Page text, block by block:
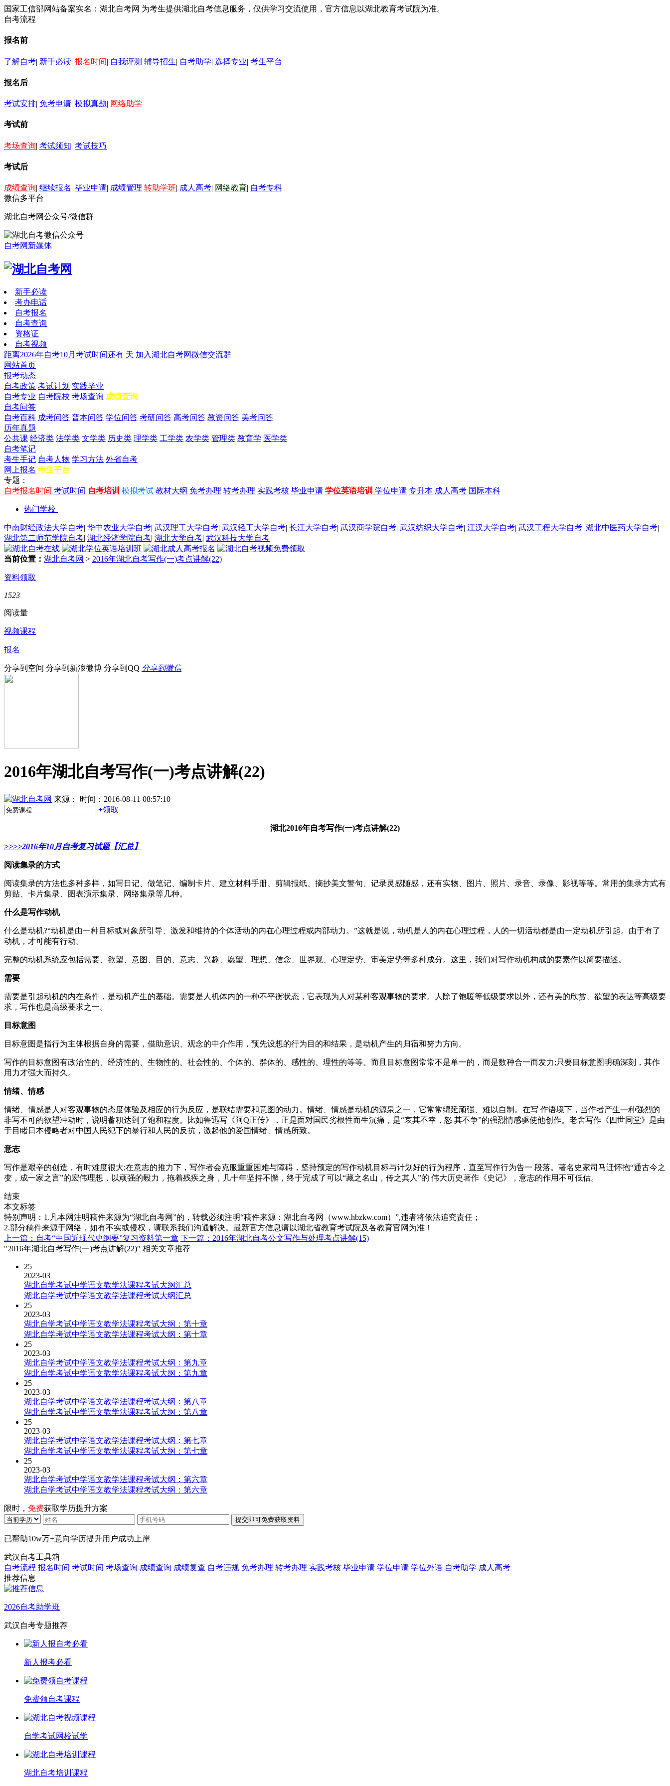
国家工信部网站备案实名：湖北自考网 为考生提供湖北自考信息服务，仅供学习交流使用，官方信息以湖北教育考试院为准。
自考流程
报名前
了解自考| 新手必读| 报名时间| 自我评测 辅导招生| 自考助学| 选择专业| 考生平台
报名后
考试安排| 免考申请| 模拟真题| 网络助学
考试前
考场查询| 考试须知| 考试技巧
考试后
成绩查询| 继续报名| 毕业申请| 成绩管理 转助学班| 成人高考| 网络教育| 自考专科
微信多平台
湖北自考网公众号/微信群
自考网新媒体
新手必读
考办电话
自考报名
自考查询
资格证
自考视频
距离2026年自考10月考试时间还有 天 加入湖北自考网微信交流群
网站首页
报考动态
自考政策 考试计划 实践毕业
自考专业 自考院校 考场查询 成绩查询
自考问答
自考百科 成考问答 普本问答 学位问答 考研问答 高考问答 教资问答 美考问答
历年真题
公共课 经济类 法学类 文学类 历史类 理学类 工学类 农学类 管理类 教育学 医学类
自考笔记
考生手记 自考人物 学习方法 外省自考
网上报名 考生平台
专题：
自考报名时间 考试时间 自考培训 模拟考试 教材大纲 免考办理 转考办理 实践考核 毕业申请 学位英语培训 学位申请 专升本 成人高考 国际本科
热门学校
中南财经政法大学自考| 华中农业大学自考| 武汉理工大学自考| 武汉轻工大学自考| 长江大学自考| 武汉商学院自考| 武汉纺织大学自考| 江汉大学自考| 武汉工程大学自考| 湖北中医药大学自考|
湖北第二师范学院自考| 湖北经济学院自考| 湖北大学自考| 武汉科技大学自考
当前位置： 湖北自考网 > 2016年湖北自考写作(一)考点讲解(22)
资料领取
1523
阅读量
视频课程
报名
分享到空间 分享到新浪微博 分享到QQ 分享到微信
2016年湖北自考写作(一)考点讲解(22)
湖北自考网 来源：
时间：2016-08-11 08:57:10
+领取
湖北2016年自考写作(一)考点讲解(22)
>>>>2016年10月自考复习试题【汇总】
阅读集录的方式
阅读集录的方法也多种多样，如写日记、做笔记、编制卡片、建立材料手册、剪辑报纸、摘抄美文警句、记录灵感随感，还有实物、图片、照片、录音、录像、影视等等。常用的集录方式有
剪贴、卡片集录、图表演示集录、网络集录等几种。
什么是写作动机
什么是动机?“动机是由一种目标或对象所引导、激发和维持的个体活动的内在心理过程或内部动力。”这就是说，动机是人的内在心理过程，人的一切活动都是由一定动机所引起。由于有了
动机，才可能有行动。
完整的动机系统应包括需要、欲望、意图、目的、意志、兴趣、愿望、理想、信念、世界观、心理定势、审美定势等多种成分。这里，我们对写作动机构成的要素作以简要描述。
需要
需要是引起动机的内在条件，是动机产生的基础。需要是人机体内的一种不平衡状态，它表现为人对某种客观事物的要求。人除了饱暖等低级要求以外，还有美的欣赏、欲望的表达等高级要
求，写作也是高级要求之一。
目标意图
目标意图是指行为主体根据自身的需要，借助意识、观念的中介作用，预先设想的行为目的和结果，是动机产生的归宿和努力方向。
写作的目标意图有政治性的、经济性的、生物性的、社会性的、个体的、群体的、感性的、理性的等等。而且目标意图常常不是单一的，而是数种合一而发力;只要目标意图明确深刻，其作
用力才强大而持久。
情绪、情感
情绪、情感是人对客观事物的态度体验及相应的行为反应，是联结需要和意图的动力。情绪、情感是动机的源泉之一，它常常绵延顽强、难以自制。在写 作语境下，当作者产生一种强烈的
非写不可的欲望冲动时，说明蓄积达到了饱和程度。比如鲁迅写《阿Q正传》，正是面对国民劣根性而生沉痛，是“哀其不幸，怒 其不争”的强烈情感驱使他创作。老舍写作《四世同堂》是由
于目睹日本侵略者对中国人民犯下的暴行和人民的反抗，激起他的爱国情绪、情感所致。
意志
写作是艰辛的创造，有时难度很大;在意志的推力下，写作者会克服重重困难与障碍，坚持预定的写作动机目标与计划好的行为程序，直至写作行为告一 段落。著名史家司马迁怀抱“通古今之
变，成一家之言”的宏伟理想，以顽强的毅力，拖着残疾之身，几十年坚持不懈，终于完成了可以“藏之名山，传之其人”的 伟大历史著作《史记》，意志的作用不可低估。
结束
本文标签
特别声明：1.凡本网注明稿件来源为“湖北自考网”的，转载必须注明“稿件来源：湖北自考网（www.hbzkw.com）”,违者将依法追究责任；
2.部分稿件来源于网络，如有不实或侵权，请联系我们沟通解决。最新官方信息请以湖北省教育考试院及各教育官网为准！
上一篇：自考“中国近现代史纲要”复习资料第一章 下一篇：2016年湖北自考公文写作与处理考点讲解(15)
"2016年湖北自考写作(一)考点讲解(22)" 相关文章推荐
25
2023-03
湖北自学考试中学语文教学法课程考试大纲汇总
湖北自学考试中学语文教学法课程考试大纲汇总
25
2023-03
湖北自学考试中学语文教学法课程考试大纲：第十章
湖北自学考试中学语文教学法课程考试大纲：第十章
25
2023-03
湖北自学考试中学语文教学法课程考试大纲：第九章
湖北自学考试中学语文教学法课程考试大纲：第九章
25
2023-03
湖北自学考试中学语文教学法课程考试大纲：第八章
湖北自学考试中学语文教学法课程考试大纲：第八章
25
2023-03
湖北自学考试中学语文教学法课程考试大纲：第七章
湖北自学考试中学语文教学法课程考试大纲：第七章
25
2023-03
湖北自学考试中学语文教学法课程考试大纲：第六章
湖北自学考试中学语文教学法课程考试大纲：第六章
限时， 免费获取学历提升方案
已帮助10w万+意向学历提升用户成功上岸
武汉自考工具箱
自考流程 报名时间 考试时间 考场查询 成绩查询 成绩复查 自考违规 免考办理 转考办理 实践考核 毕业申请 学位申请 学位外语 自考助学 成人高考
推荐信息
2026自考助学班
武汉自考专题推荐
新人报考必看
免费领自考课程
自学考试网校试学
湖北自考培训课程